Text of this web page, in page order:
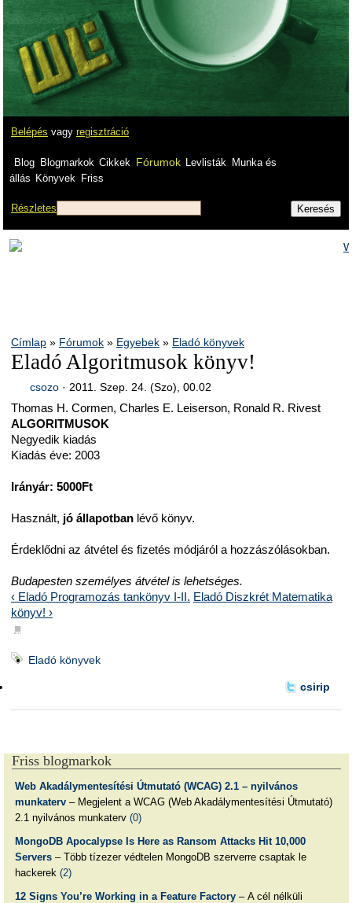
Belépés vagy regisztráció
Blog Blogmarkok Cikkek Fórumok Levlisták
Munka és
állás Könyvek Friss
Részletes
Címlap » Fórumok » Egyebek » Eladó könyvek
Eladó Algoritmusok könyv!
csozo· 2011. Szep. 24. (Szo), 00.02
Thomas H. Cormen, Charles E. Leiserson, Ronald R. Rivest
ALGORITMUSOK
Negyedik kiadás
Kiadás éve: 2003
Irányár: 5000Ft
Használt, jó állapotban lévő könyv.
Érdeklődni az átvétel és fizetés módjáról a hozzászólásokban.
Budapesten személyes átvétel is lehetséges.
‹ Eladó Programozás tankönyv I-II. Eladó Diszkrét Matematika
könyv! ›
■
Eladó könyvek
csirip
Friss blogmarkok
Web Akadálymentesítési Útmutató (WCAG) 2.1 – nyilvános
munkaterv– Megjelent a WCAG (Web Akadálymentesítési Útmutató)
2.1 nyilvános munkaterv (0)
MongoDB Apocalypse Is Here as Ransom Attacks Hit 10,000
Servers– Több tízezer védtelen MongoDB szerverre csaptak le
hackerek (2)
12 Signs You’re Working in a Feature Factory– A cél nélküli